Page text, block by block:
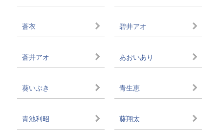
蒼衣 碧井アオ
蒼井アオ あおいあり
葵いぶき 青生恵
青池利昭 葵翔太